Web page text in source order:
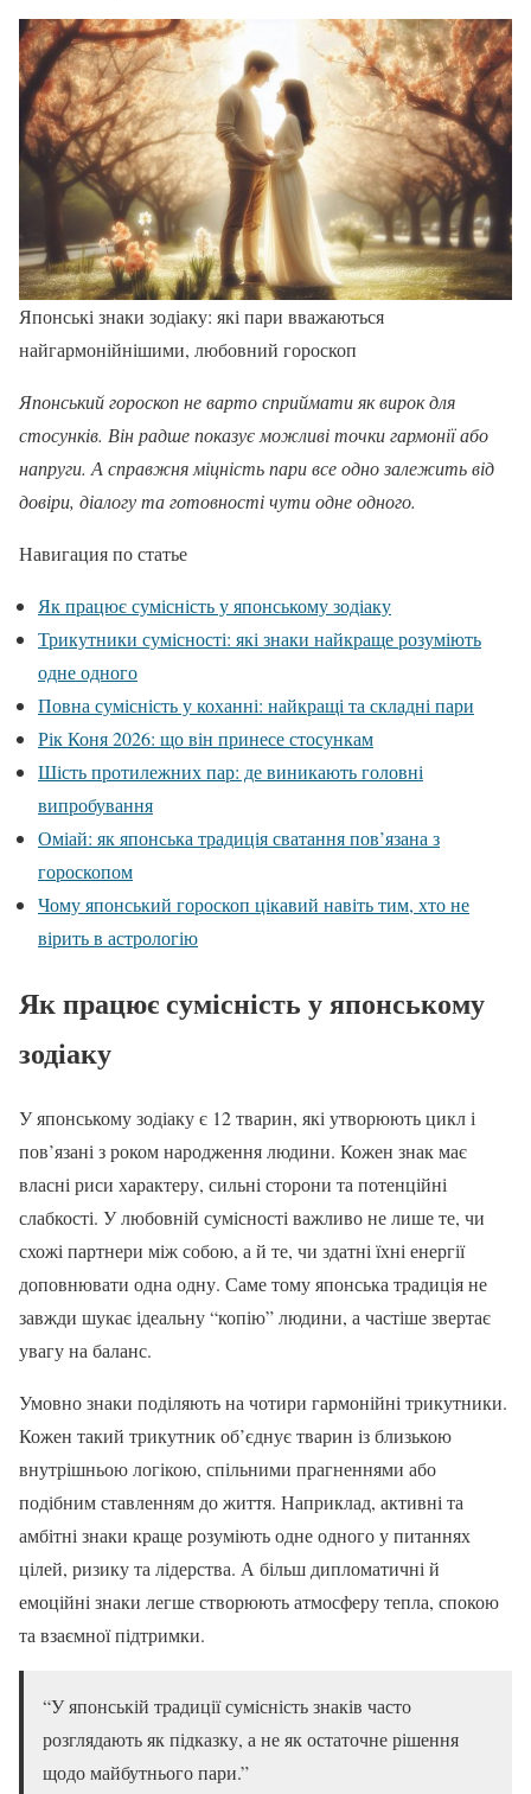
Японські знаки зодіаку: які пари вважаються
найгармонійнішими, любовний гороскоп
Японський гороскоп не варто сприймати як вирок для
стосунків. Він радше показує можливі точки гармонії або
напруги. А справжня міцність пари все одно залежить від
довіри, діалогу та готовності чути одне одного.
Навигация по статье
Як працює сумісність у японському зодіаку
Трикутники сумісності: які знаки найкраще розуміють
одне одного
Повна сумісність у коханні: найкращі та складні пари
Рік Коня 2026: що він принесе стосункам
Шість протилежних пар: де виникають головні
випробування
Оміай: як японська традиція сватання пов’язана з
гороскопом
Чому японський гороскоп цікавий навіть тим, хто не
вірить в астрологію
Як працює сумісність у японському
зодіаку
У японському зодіаку є 12 тварин, які утворюють цикл і
пов’язані з роком народження людини. Кожен знак має
власні риси характеру, сильні сторони та потенційні
слабкості. У любовній сумісності важливо не лише те, чи
схожі партнери між собою, а й те, чи здатні їхні енергії
доповнювати одна одну. Саме тому японська традиція не
завжди шукає ідеальну “копію” людини, а частіше звертає
увагу на баланс.
Умовно знаки поділяють на чотири гармонійні трикутники.
Кожен такий трикутник об’єднує тварин із близькою
внутрішньою логікою, спільними прагненнями або
подібним ставленням до життя. Наприклад, активні та
амбітні знаки краще розуміють одне одного у питаннях
цілей, ризику та лідерства. А більш дипломатичні й
емоційні знаки легше створюють атмосферу тепла, спокою
та взаємної підтримки.
“У японській традиції сумісність знаків часто
розглядають як підказку, а не як остаточне рішення
щодо майбутнього пари.”